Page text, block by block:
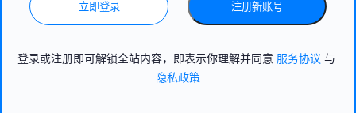
立即登录 注册新账号
登录或注册即可解锁全站内容，即表示你理解并同意 服务协议 与
隐私政策